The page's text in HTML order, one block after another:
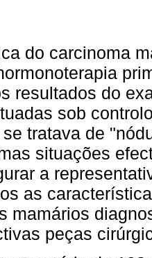
do carcinoma
resultados do
sob
tratava de
situações
a
as
mamários
peças